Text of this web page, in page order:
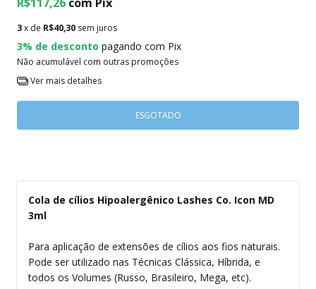
3x de R$40,30 sem juros
3% de desconto pagando com Pix
Não acumulável com outras promoções
Ver mais detalhes
Cola de cílios Hipoalergênico Lashes Co. Icon MD
3ml
Para aplicação de extensões de cílios aos fios naturais.
Pode ser utilizado nas Técnicas Clássica, Híbrida, e
todos os Volumes (Russo, Brasileiro, Mega, etc).